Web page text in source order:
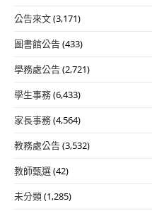
公告來文(3,171)
圖書館公告(433)
學務處公告(2,721)
學生事務(6,433)
家長事務(4,564)
教務處公告(3,532)
教師甄選(42)
未分類(1,285)